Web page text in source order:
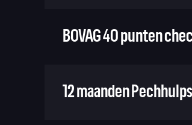
BOVAG 40 punten
12 maanden